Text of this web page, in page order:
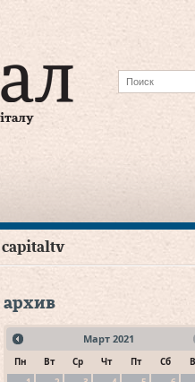
capitaltv
архив
Март 2021
Пн Вт Ср Чт Пт Сб